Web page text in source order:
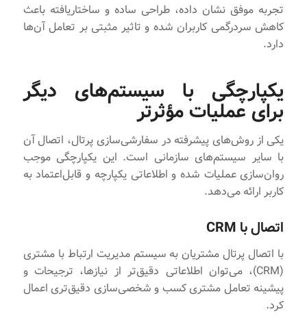
تجربه موفق نشان داده، طراحی ساده و ساختاریافته باعث
کاهش سردرگمی کاربران شده و تاثیر مثبتی بر تعامل آن‌ها
دارد.
یکپارچگی با سیستم‌های دیگر
برای عملیات مؤثرتر
یکی از روش‌های پیشرفته در سفارشی‌سازی پرتال، اتصال آن
با سایر سیستم‌های سازمانی است. این یکپارچگی موجب
روان‌سازی عملیات شده و اطلاعاتی یکپارچه و قابل‌اعتماد به
کاربر ارائه می‌دهد.
اتصال با CRM
با اتصال پرتال مشتریان به سیستم مدیریت ارتباط با مشتری
(CRM)، می‌توان اطلاعاتی دقیق‌تر از نیازها، ترجیحات و
پیشینه تعامل مشتری کسب و شخصی‌سازی دقیق‌تری اعمال
کرد.